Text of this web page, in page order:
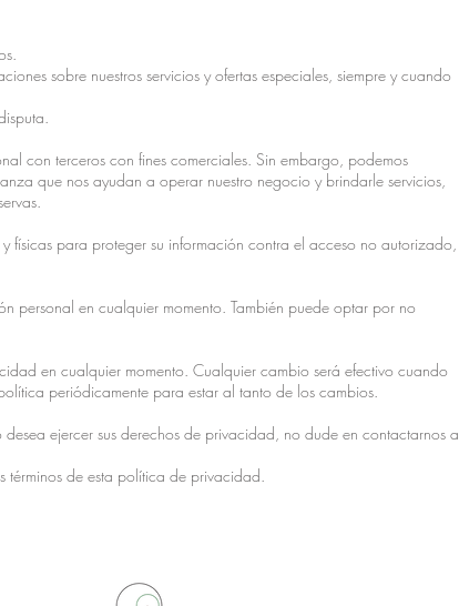
sobre nuestros servicios y ofertas especiales, siempre y cuando
con terceros con fines comerciales. Sin embargo, podemos
que nos ayudan a operar nuestro negocio y brindarle servicios,
físicas para proteger su información contra el acceso no autorizado,
personal en cualquier momento. También puede optar por no
en cualquier momento. Cualquier cambio será efectivo cuando
periódicamente para estar al tanto de los cambios.
ejercer sus derechos de privacidad, no dude en contactarnos a
términos de esta política de privacidad.